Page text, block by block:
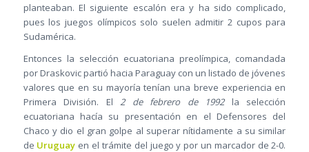
planteaban. El siguiente escalón era y ha sido complicado,
pues los juegos olímpicos solo suelen admitir 2 cupos para
Sudamérica.
Entonces la selección ecuatoriana preolímpica, comandada
por Draskovic partió hacia Paraguay con un listado de jóvenes
valores que en su mayoría tenían una breve experiencia en
Primera División. El2 de febrero de 1992la selección
ecuatoriana hacía su presentación en el Defensores del
Chaco y dio el gran golpe al superar nítidamente a su similar
de Uruguay en el trámite del juego y por un marcador de 2-0.